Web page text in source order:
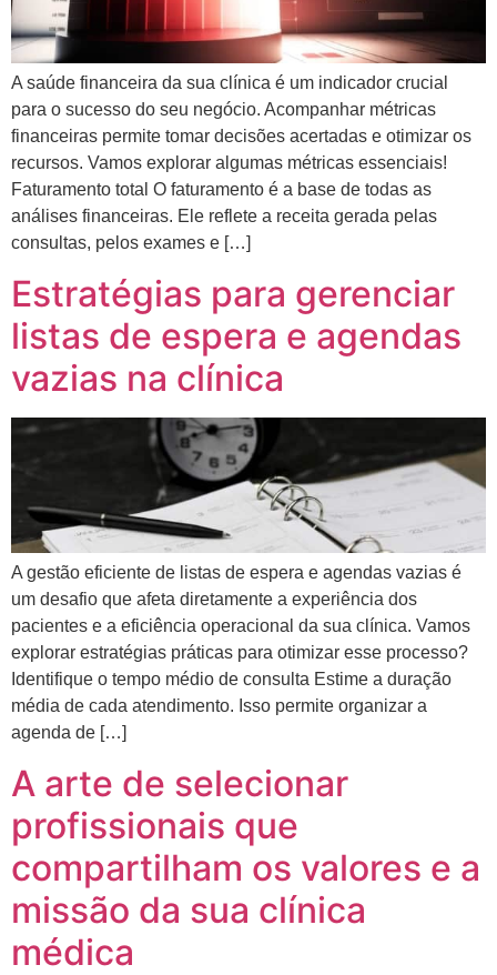
A saúde financeira da sua clínica é um indicador crucial
para o sucesso do seu negócio. Acompanhar métricas
financeiras permite tomar decisões acertadas e otimizar os
recursos. Vamos explorar algumas métricas essenciais!
Faturamento total O faturamento é a base de todas as
análises financeiras. Ele reflete a receita gerada pelas
consultas, pelos exames e […]
Estratégias para gerenciar
listas de espera e agendas
vazias na clínica
A gestão eficiente de listas de espera e agendas vazias é
um desafio que afeta diretamente a experiência dos
pacientes e a eficiência operacional da sua clínica. Vamos
explorar estratégias práticas para otimizar esse processo?
Identifique o tempo médio de consulta Estime a duração
média de cada atendimento. Isso permite organizar a
agenda de […]
A arte de selecionar
profissionais que
compartilham os valores e a
missão da sua clínica
médica